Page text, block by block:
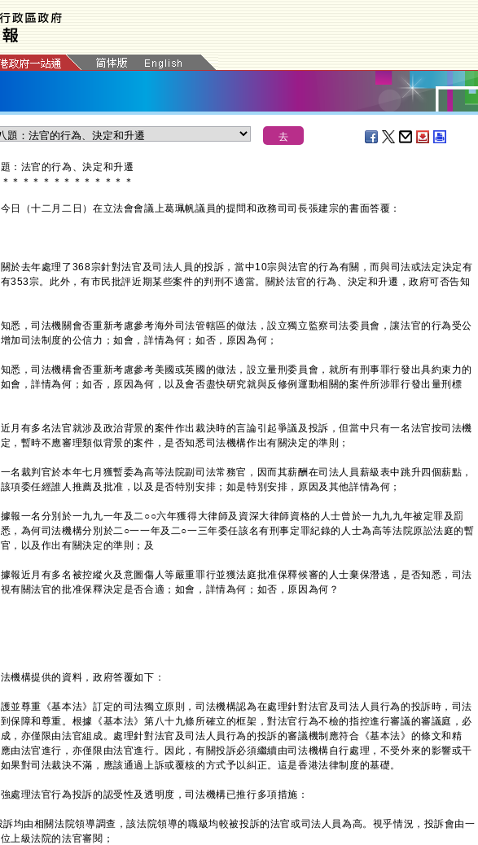
：法官的行為、決定和升遷
＊ ＊ ＊ ＊ ＊ ＊ ＊ ＊ ＊ ＊ ＊ ＊ ＊
（十二月二日）在立法會會議上葛珮帆議員的提問和政務司司長張建宗的書面答覆：
去年處理了368宗針對法官及司法人員的投訴，當中10宗與法官的行為有關，而與司法或法定決定有
353宗。此外，有市民批評近期某些案件的判刑不適當。關於法官的行為、決定和升遷，政府可否告知
知悉，司法機關會否重新考慮參考海外司法管轄區的做法，設立獨立監察司法委員會，讓法官的行為受公
加司法制度的公信力；如會，詳情為何；如否，原因為何；
知悉，司法機構會否重新考慮參考美國或英國的做法，設立量刑委員會，就所有刑事罪行發出具約束力的
會，詳情為何；如否，原因為何，以及會否盡快研究就與反修例運動相關的案件所涉罪行發出量刑標
近月有多名法官就涉及政治背景的案件作出裁決時的言論引起爭議及投訴，但當中只有一名法官按司法機
，暫時不應審理類似背景的案件，是否知悉司法機構作出有關決定的準則；
一名裁判官於本年七月獲暫委為高等法院副司法常務官，因而其薪酬在司法人員薪級表中跳升四個薪點，
項委任經誰人推薦及批准，以及是否特別安排；如是特別安排，原因及其他詳情為何；
據報一名分別於一九九一年及二○○六年獲得大律師及資深大律師資格的人士曾於一九九九年被定罪及罰
，為何司法機構分別於二○一一年及二○一三年委任該名有刑事定罪紀錄的人士為高等法院原訟法庭的暫
，以及作出有關決定的準則；及
據報近月有多名被控縱火及意圖傷人等嚴重罪行並獲法庭批准保釋候審的人士棄保潛逃，是否知悉，司法
有關法官的批准保釋決定是否合適；如會，詳情為何；如否，原因為何？
構提供的資料，政府答覆如下：
護並尊重《基本法》訂定的司法獨立原則，司法機構認為在處理針對法官及司法人員行為的投訴時，司法
保障和尊重。根據《基本法》第八十九條所確立的框架，對法官行為不檢的指控進行審議的審議庭，必
，亦僅限由法官組成。處理針對法官及司法人員行為的投訴的審議機制應符合《基本法》的條文和精
由法官進行，亦僅限由法官進行。因此，有關投訴必須繼續由司法機構自行處理，不受外來的影響或干
果對司法裁決不滿，應該通過上訴或覆核的方式予以糾正。這是香港法律制度的基礎。
理法官行為投訴的認受性及透明度，司法機構已推行多項措施：
訴均由相關法院領導調查，該法院領導的職級均較被投訴的法官或司法人員為高。視乎情況，投訴會由一
上級法院的法官審閱；